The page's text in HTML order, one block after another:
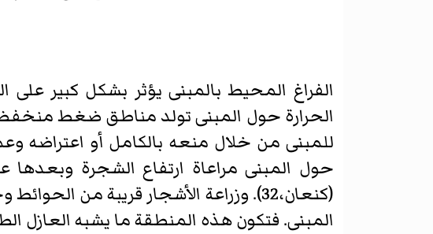
الفراغ المحيط بالمبنى يؤثر بشكل كبير
الحرارة حول المبنى تولد مناطق ضغط
حول المبنى مراعاة ارتفاع الشجرة وبعدها
(كنعان،32). وزراعة الأشجار قريبة
المبنى. فتكون هذه المنطقة ما يشبه العازل